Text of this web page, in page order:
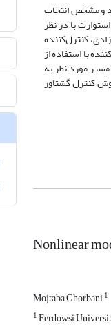
و مشخص انتخاب
با در نظر
کنترل‌کننده
با استفاده از
مورد نظر به
کنترل گشتاور
Nonlinear
Mojtaba Ghorbani1
1Ferdowsi